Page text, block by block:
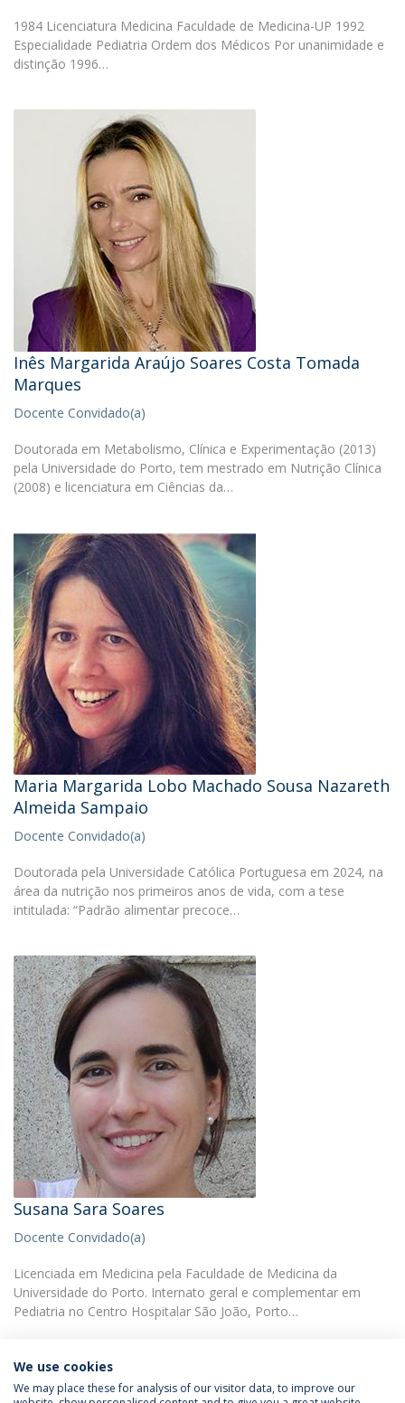
1984 Licenciatura Medicina Faculdade de Medicina-UP 1992
Especialidade Pediatria Ordem dos Médicos Por unanimidade e
distinção 1996…
Inês Margarida Araújo Soares Costa Tomada
Marques
Docente Convidado(a)
Doutorada em Metabolismo, Clínica e Experimentação (2013)
pela Universidade do Porto, tem mestrado em Nutrição Clínica
(2008) e licenciatura em Ciências da…
Maria Margarida Lobo Machado Sousa Nazareth
Almeida Sampaio
Docente Convidado(a)
Doutorada pela Universidade Católica Portuguesa em 2024, na
área da nutrição nos primeiros anos de vida, com a tese
intitulada: “Padrão alimentar precoce…
Susana Sara Soares
Docente Convidado(a)
Licenciada em Medicina pela Faculdade de Medicina da
Universidade do Porto. Internato geral e complementar em
Pediatria no Centro Hospitalar São João, Porto…
We use cookies
We may place these for analysis of our visitor data, to improve our